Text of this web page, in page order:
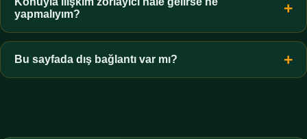
zorunluluktur.
yapmalıyım?
Zaman sınırı koyun, harcadığınız süreyi ölçün ve gerekirse
profesyonel destek alın. Türkiye'de ücretsiz danışma hatları
mevcuttur; yardım istemek güçlü bir adımdır.
Bu sayfada dış bağlantı var mı?